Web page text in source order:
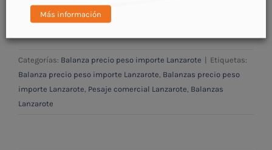
Categorías: Balanza precio peso importe Lanzarote | Etiquetas:
Balanza precio peso importe Lanzarote Balanzas precio peso
importe Lanzarote Pesaje comercial Lanzarote Balanzas
Lanzarote
Más información